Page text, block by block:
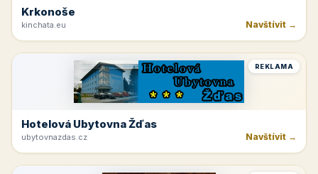
Krkonoše
kinchata.eu Navštívit →
REKLAMA
Hotelová Ubytovna Žďas
ubytovnazdas.cz Navštívit →